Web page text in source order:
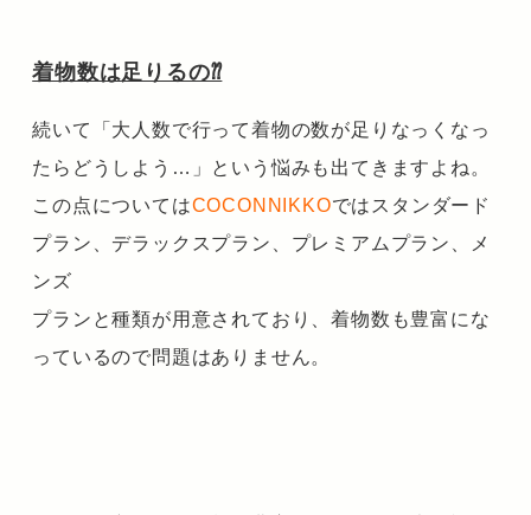
着物数は足りるの⁇
続いて「大人数で行って着物の数が足りなっくなっ
たらどうしよう…」という悩みも出てきますよね。
この点についてはCOCONNIKKOではスタンダード
プラン、デラックスプラン、プレミアムプラン、メ
ンズ
プランと種類が用意されており、着物数も豊富にな
っているので問題はありません。